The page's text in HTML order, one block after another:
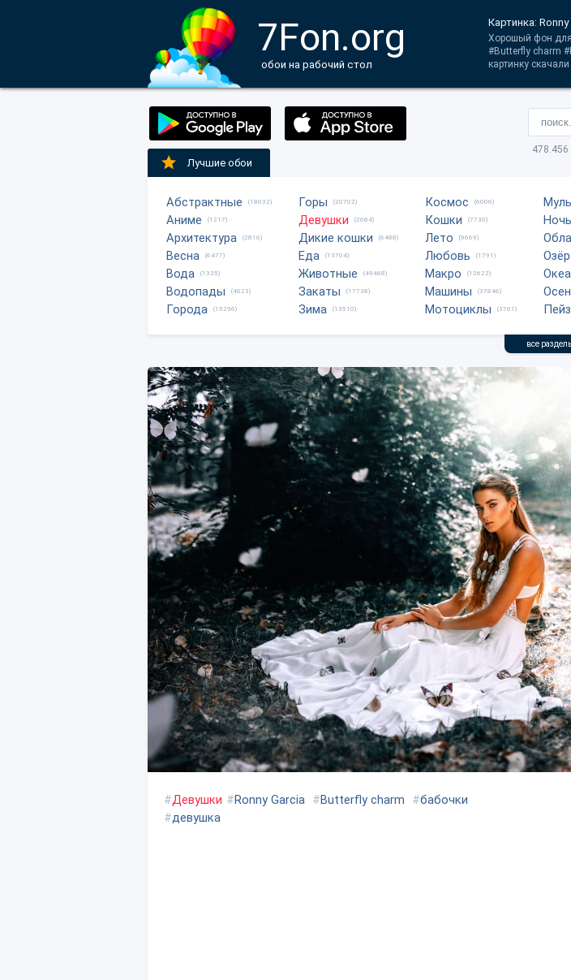
7Fon.org
обои на рабочий стол
Картинка:
Хорошый фон для
#Butterfly charm
картинку
Лучшие обои
Абстрактные (18032)
Аниме (1217)
Архитектура (2816)
Весна (6477)
Вода (1335)
Водопады (4623)
Города (15296)
Горы (20702)
Девушки (2684)
Дикие кошки (6488)
Еда (13704)
Животные (49468)
Закаты (17738)
Зима (13510)
Космос (6006)
Кошки (7730)
Лето (9669)
Любовь (1791)
Макро (12622)
Машины (37846)
Мотоциклы (3701)
Ночь
все
#Девушки #Ronny Garcia #Butterfly charm #бабочки
#девушка